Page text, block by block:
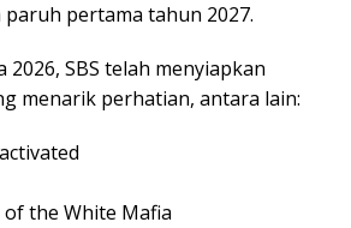
pertama tahun 2027.
SBS telah menyiapkan
menarik perhatian, antara lain:
of the White Mafia